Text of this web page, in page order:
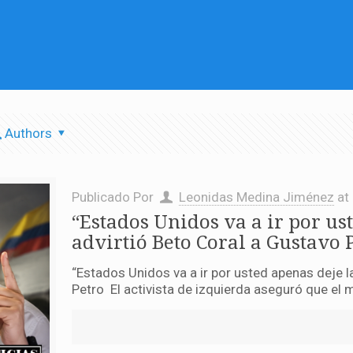
Authors
Publicado Por Leonidas Medina Jiménez at
“Estados Unidos va a ir por
advirtió Beto Coral a Gustavo
“Estados Unidos va a ir por usted apenas deje
Petro El activista de izquierda aseguró que el